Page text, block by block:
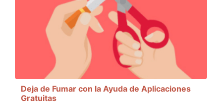
Deja de Fumar con la Ayuda de Aplicaciones
Gratuitas